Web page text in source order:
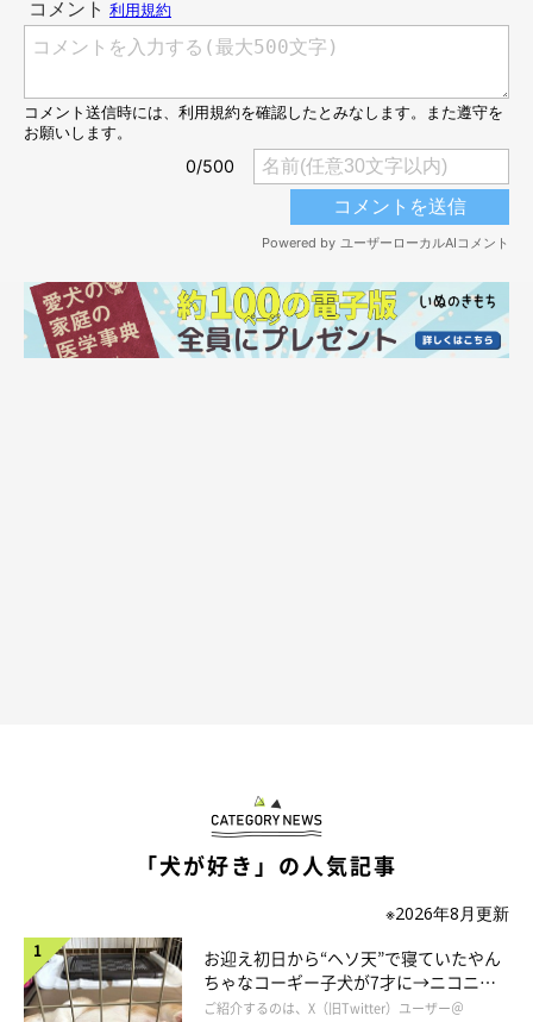
「犬が好き」の人気記事
※2026年8月更新
お迎え初日から“ヘソ天”で寝ていたやん
ちゃなコーギー子犬が7才に→ニコニ
コ“コーギースマイル”が魅力のコに成
ご紹介するのは、X（旧Twitter）ユーザー＠